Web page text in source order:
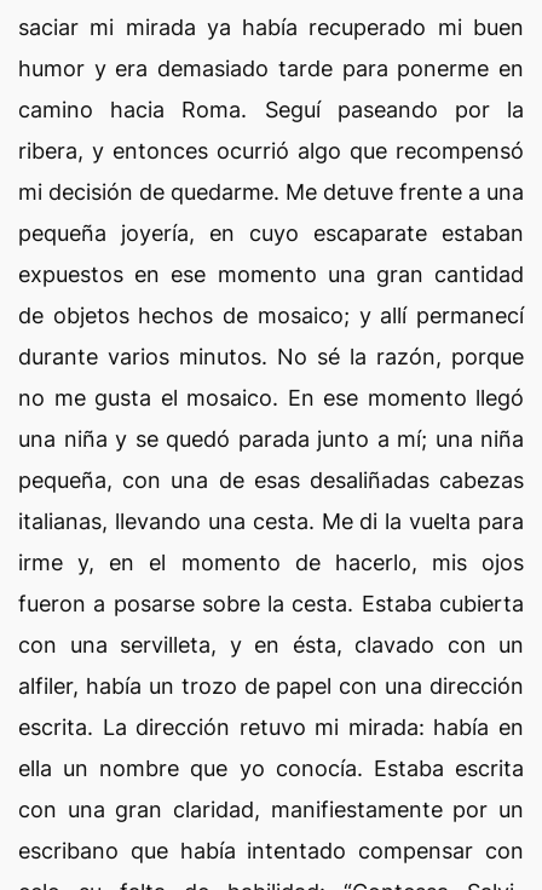
saciar mi mirada ya había recuperado mi buen
humor y era demasiado tarde para ponerme en
camino hacia Roma. Seguí paseando por la
ribera, y entonces ocurrió algo que recompensó
mi decisión de quedarme. Me detuve frente a una
pequeña joyería, en cuyo escaparate estaban
expuestos en ese momento una gran cantidad
de objetos hechos de mosaico; y allí permanecí
durante varios minutos. No sé la razón, porque
no me gusta el mosaico. En ese momento llegó
una niña y se quedó parada junto a mí; una niña
pequeña, con una de esas desaliñadas cabezas
italianas, llevando una cesta. Me di la vuelta para
irme y, en el momento de hacerlo, mis ojos
fueron a posarse sobre la cesta. Estaba cubierta
con una servilleta, y en ésta, clavado con un
alfiler, había un trozo de papel con una dirección
escrita. La dirección retuvo mi mirada: había en
ella un nombre que yo conocía. Estaba escrita
con una gran claridad, manifiestamente por un
escribano que había intentado compensar con